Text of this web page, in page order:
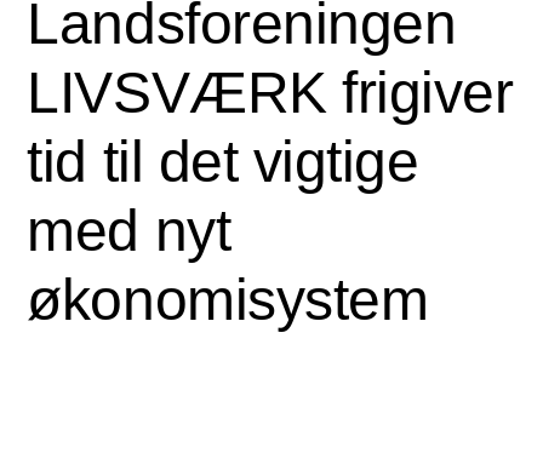
Landsforeningen
LIVSVÆRK frigiver
tid til det vigtige
med nyt
økonomisystem